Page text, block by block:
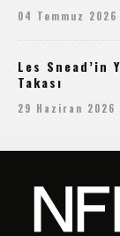
04 Temmuz 2026
Les Snead’in
Takası
29 Haziran 2026